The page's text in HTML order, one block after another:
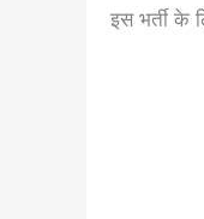
इस भर्ती के